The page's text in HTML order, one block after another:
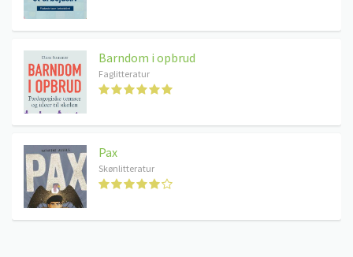
Barndom i opbrud
Faglitteratur
Pax
Skønlitteratur